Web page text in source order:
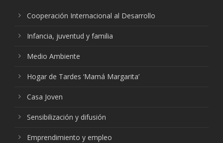
Cooperación Internacional al Desarrollo
Infancia, juventud y familia
Medio Ambiente
Hogar de Tardes ‘Mamá Margarita’
Casa Joven
Sensibilización y difusión
Emprendimiento y empleo